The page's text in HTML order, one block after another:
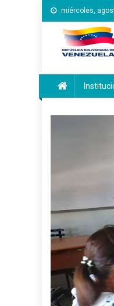
Saltar
al
contenido
miércoles,
Inces